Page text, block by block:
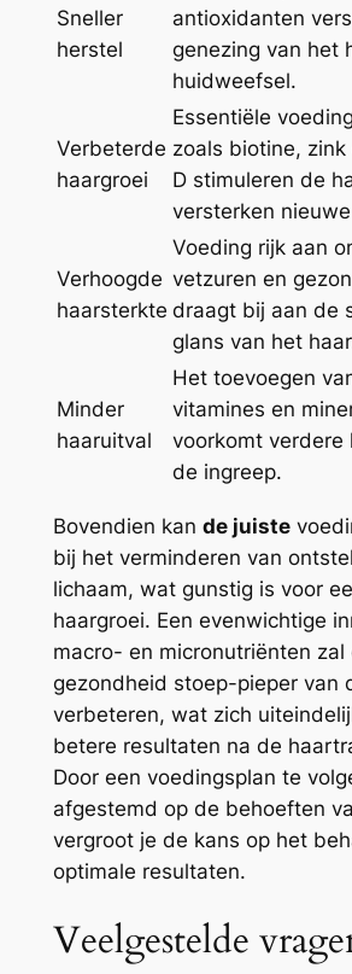
Sneller
herstel
antioxidanten
genezing van het
huidweefsel.
Verbeterde
haargroei
Essentiële
zoals biotine,
D stimuleren de
versterken
Verhoogde
haarsterkte
Voeding rijk aan
vetzuren en
draagt bij aan de
glans van het
Minder
haaruitval
Het toevoegen
vitamines en
voorkomt verdere
de ingreep.
Bovendien kan de juiste
bij het verminderen van
lichaam, wat gunstig is voor
haargroei. Een evenwichtige
macro- en micronutriënten zal
gezondheid stoep-pieper van
verbeteren, wat zich
betere resultaten na de
Door een voedingsplan te
afgestemd op de behoeften
vergroot je de kans op het
optimale resultaten.
Veelgestelde